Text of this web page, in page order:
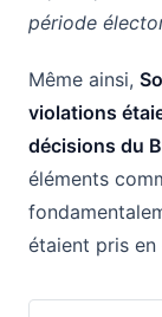
période
Même ainsi,
violations
décisions du
éléments
étaient pris